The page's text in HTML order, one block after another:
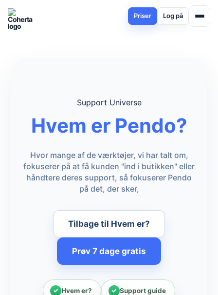
Priser Log på
Support Universe
Hvem er Pendo?
Hvor mange af de værktøjer, vi har talt om,
fokuserer på at få kunden "ind i butikken" eller
håndtere deres support, så fokuserer Pendo
på det, der sker,
Tilbage til Hvem er?
Prøv 7 dage gratis
Hvem er? Support guide